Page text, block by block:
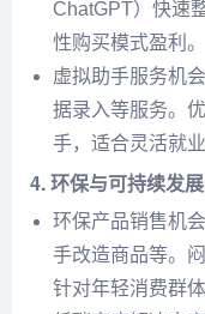
ChatGPT）快速
性购买模式盈利。
虚拟助手服务机
据录入等服务。
手，适合灵活就业
4. 环保与可持续发展
环保产品销售机
手改造商品等。
针对年轻消费群体